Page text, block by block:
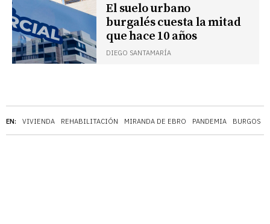
EN: VIVIENDA REHABILITACIÓN MIRANDA DE EBRO PANDEMIA BURGOS
El suelo urbano
burgalés cuesta la mitad
que hace 10 años
DIEGO SANTAMARÍA